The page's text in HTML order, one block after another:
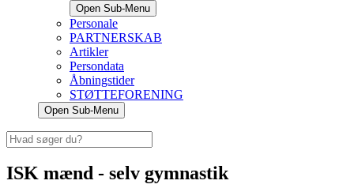
Open Sub-Menu
Personale
PARTNERSKAB
Artikler
Persondata
Åbningstider
STØTTEFORENING
Open Sub-Menu
ISK mænd - selv gymnastik